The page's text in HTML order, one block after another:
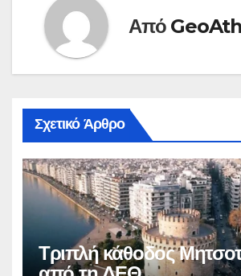
Από GeoAth
Σχετικό Άρθρο
Τριπλή κάθοδος